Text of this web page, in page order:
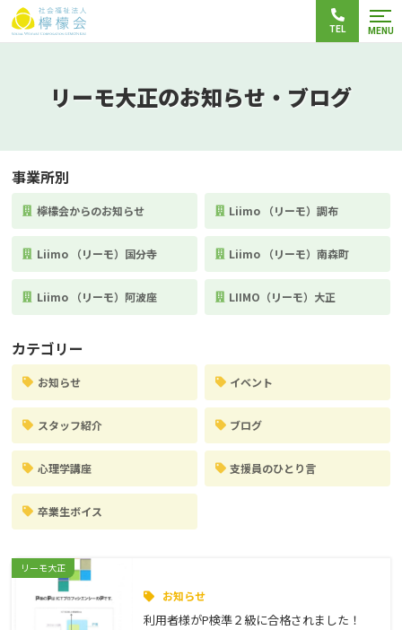
TEL MENU
リーモ大正のお知らせ・ブログ
事業所別
檸檬会からのお知らせ Liimo （リーモ）調布
Liimo （リーモ）国分寺 Liimo （リーモ）南森町
Liimo （リーモ）阿波座 LIIMO（リーモ）大正
カテゴリー
お知らせ イベント
スタッフ紹介 ブログ
心理学講座 支援員のひとり言
卒業生ボイス
リーモ大正
お知らせ
利用者様がP検準２級に合格されました！